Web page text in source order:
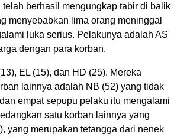
berhasil mengungkap tabir di balik
menyebabkan lima orang meninggal
luka serius. Pelakunya adalah AS
dengan para korban.
EL (15), dan HD (25). Mereka
lainnya adalah NB (52) yang tidak
empat sepupu pelaku itu mengalami
satu korban lainnya yang
yang merupakan tetangga dari nenek